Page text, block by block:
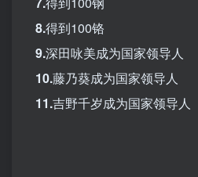
8.得到100铬
9.深田咏美成为国家领导人
10.藤乃葵成为国家领导人
11.吉野千岁成为国家领导人